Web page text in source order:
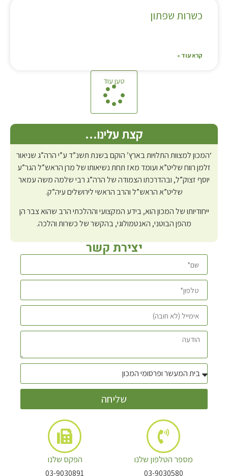
כשרות שפתון
קרא עוד »
טען עוד
קצת עלינו…
‘המכון למצוות התלויות בארץ’ הוקם בשנת תשנ”ד ע”י הרה”ג שניאור
זלמן רווח שליט”א ועומד מאז תחת נשיאותו של מרן הראש”ל הגר”ע
יוסף זצוק”ל, ובהדרכתו הצמודה של הרה”ג רבי שלמה משה עמאר
שליט”א הראש”ל והרב הראשי לירושלים עיה”ק.
ייחודיותו של המכון הוא, בידע המקצועי וההלכתי הרב שהוא צבר הן
מהפן הבוטני, האנטמולוגי, בהקשר של כשרות והלכה.
יצירת קשר
שליחה
מספר הטלפון שלנו
03-9030580
הפקס שלנו
03-9030891